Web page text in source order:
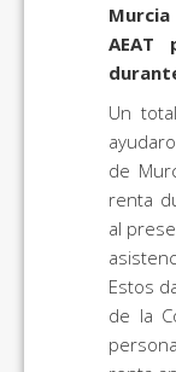
AEAT
Un
de
renta
al
Estos
de la